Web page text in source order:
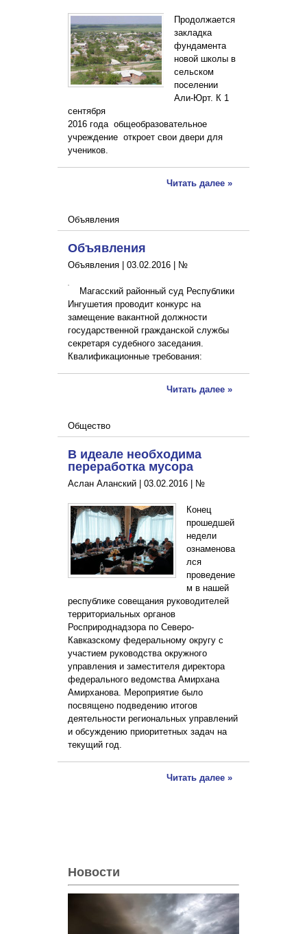
Продолжается
закладка
фундамента
новой школы в
сельском
поселении
Али-Юрт. К 1
сентября
2016 года общеобразовательное
учреждение откроет свои двери для
учеников.
Читать далее »
Объявления
Объявления
Объявления | 03.02.2016 №
Магасский районный суд Республики
Ингушетия проводит конкурс на
замещение вакантной должности
государственной гражданской службы
секретаря судебного заседания.
Квалификационные требования:
Читать далее »
Общество
В идеале необходима
переработка мусора
Аслан Аланский | 03.02.2016 №
Конец
прошедшей
недели
ознаменова
лся
проведение
м в нашей
республике совещания руководителей
территориальных органов
Росприроднадзора по Северо-
Кавказскому федеральному округу с
участием руководства окружного
управления и заместителя директора
федерального ведомства Амирхана
Амирханова. Мероприятие было
посвящено подведению итогов
деятельности региональных управлений
и обсуждению приоритетных задач на
текущий год.
Читать далее »
Новости